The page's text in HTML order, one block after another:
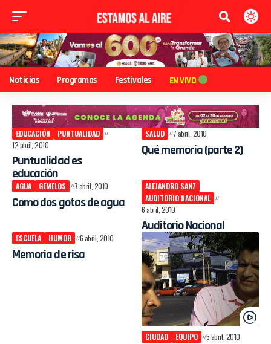
Noticias Programas Festivales EN VIVO
EDUCACIÓN
PUNTUALIDAD
12 abril, 2010
Puntualidad es
educación
SALUD 7 abril, 2010
Qué memoria (parte 2)
AGUA GEMELOS 7 abril, 2010
Como dos gotas de agua
ALEJANDRO SANZ
AUDITORIO NACIONAL
6 abril, 2010
Auditorio Nacional
ESCUELA HUMOR 6 abril, 2010
Memoria de risa
CIUDAD EQUIPO 5 abril, 2010